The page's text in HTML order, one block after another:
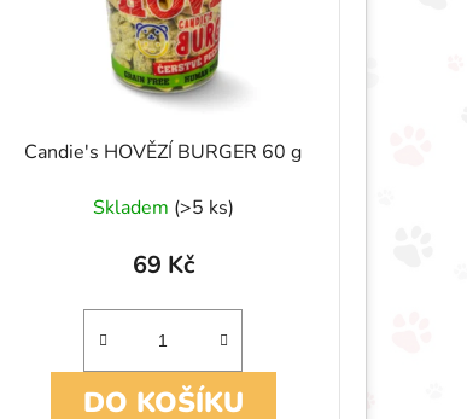
Candie's HOVĚZÍ BURGER 60 g
Skladem (>5 ks)
69 Kč
DO KOŠÍKU